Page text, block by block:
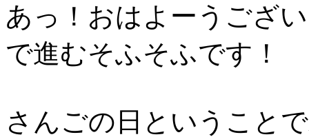
あっ！おはよーうござ
で進むそふそふです！
さんごの日ということ